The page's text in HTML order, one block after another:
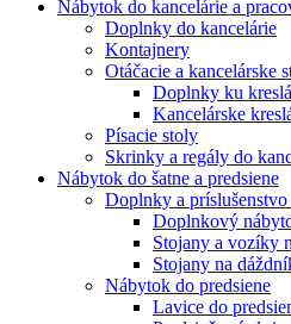
Nábytok do kancelárie a
Doplnky do kancelárie
Kontajnery
Otáčacie a kancelárske
Doplnky ku
Kancelárske
Písacie stoly
Skrinky a regály do
Nábytok do šatne a predsiene
Doplnky a príslušenstvo
Doplnkový
Stojany a vozíky
Stojany na
Nábytok do predsiene
Lavice do